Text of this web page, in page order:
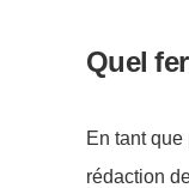
Quel
En tant que
rédaction